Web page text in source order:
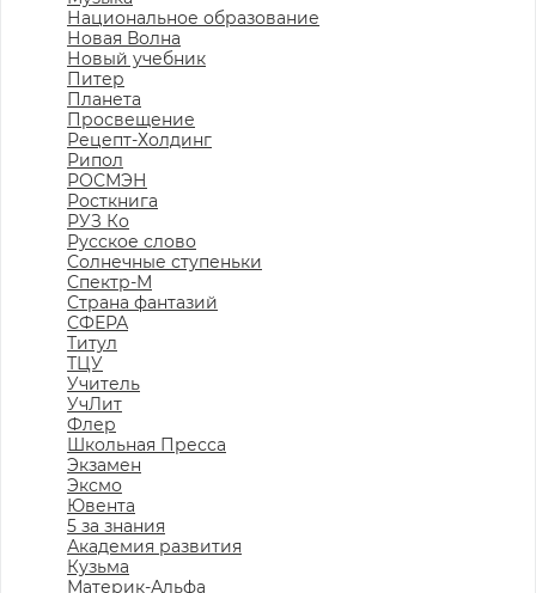
Национальное образование
Новая Волна
Новый учебник
Питер
Планета
Просвещение
Рецепт-Холдинг
Рипол
РОСМЭН
Росткнига
РУЗ Ко
Русское слово
Солнечные ступеньки
Спектр-М
Страна фантазий
СФЕРА
Титул
ТЦУ
Учитель
УчЛит
Флер
Школьная Пресса
Экзамен
Эксмо
Ювента
5 за знания
Академия развития
Кузьма
Материк-Альфа